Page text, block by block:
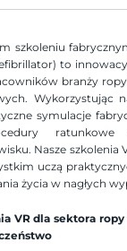
szkoleniu
to
branży
Wykorzystując
symulacje
Nasze szkolenia
uczą
życia w nagłych
VR dla sektora